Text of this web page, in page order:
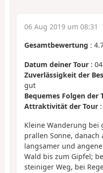
06 Aug 2019 um 08:31
Gesamtbewertung :
Datum deiner Tour :
Zuverlässigkeit der
gut
Bequemes Folgen der
Attraktivität der Tour
Kleine Wanderung bei
prallen Sonne, danach
langsamer und
Wald bis zum Gipfel;
steiniger Weg, bei